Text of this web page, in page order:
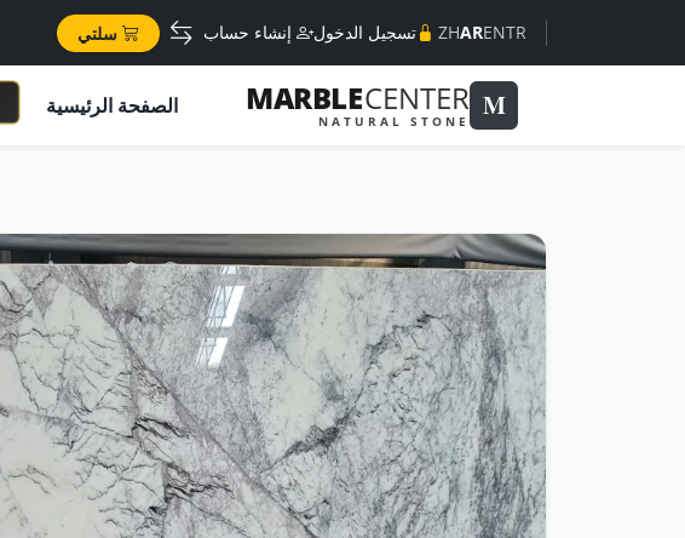
TR
EN
AR
ZH تسجيل الدخول إنشاء حساب سلتي
M
MARBLECENTER
NATURAL STONE
الصفحة الرئيسية